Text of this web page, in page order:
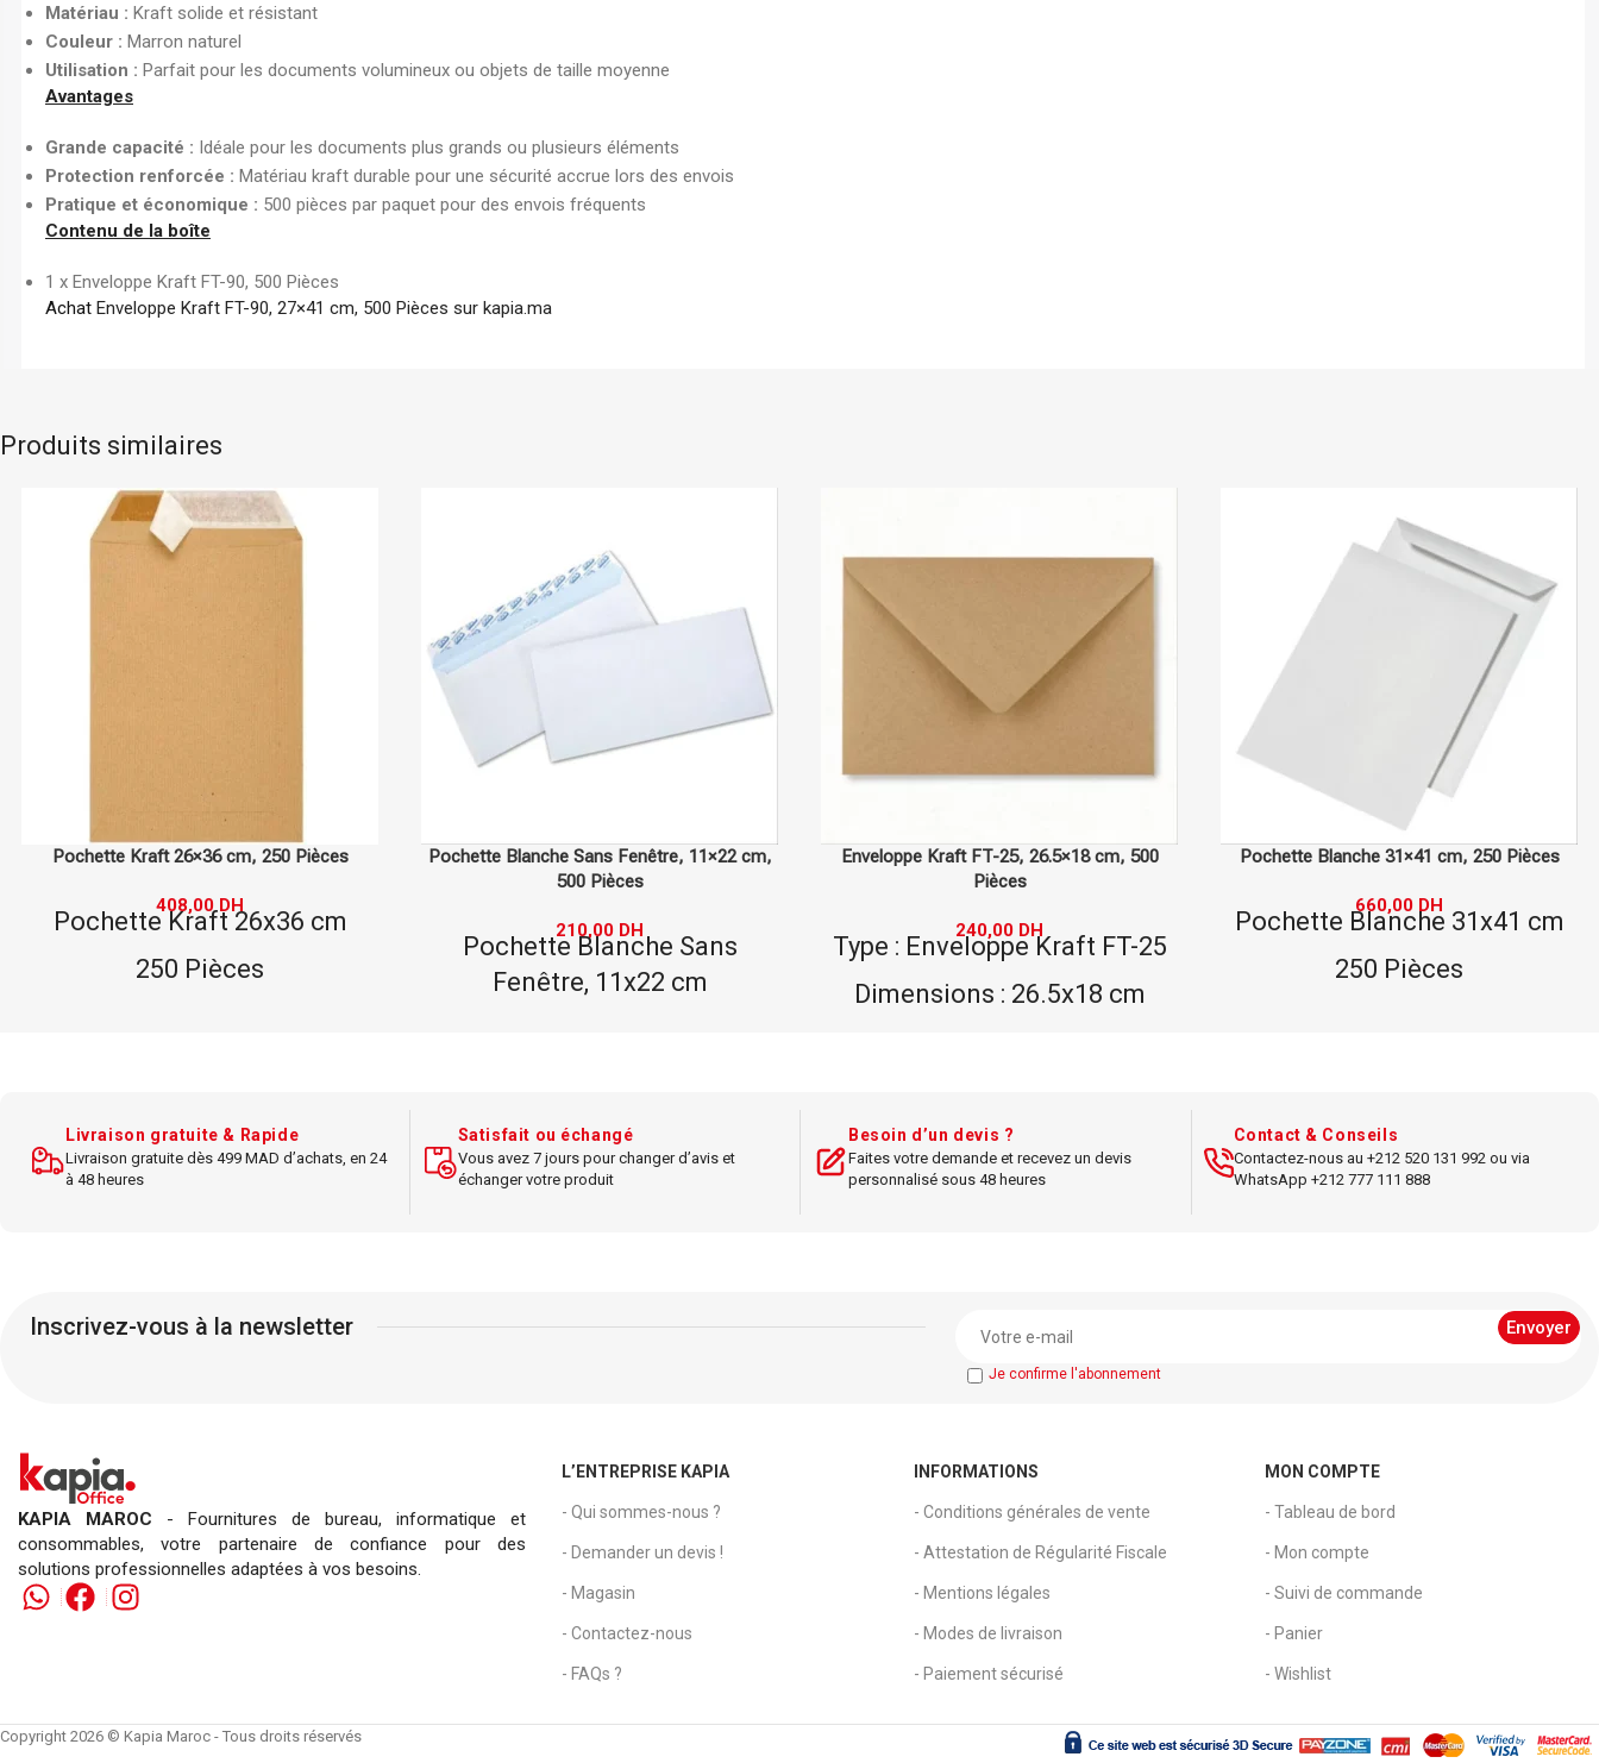
Matériau : Kraft solide et résistant
Couleur : Marron naturel
Utilisation : Parfait pour les documents volumineux ou objets de taille moyenne
Avantages
Grande capacité : Idéale pour les documents plus grands ou plusieurs éléments
Protection renforcée : Matériau kraft durable pour une sécurité accrue lors des envois
Pratique et économique : 500 pièces par paquet pour des envois fréquents
Contenu de la boîte
1 x Enveloppe Kraft FT-90, 500 Pièces
Achat Enveloppe Kraft FT-90, 27×41 cm, 500 Pièces sur kapia.ma
Produits similaires
Pochette Blanche Sans Fenêtre, 11×22 cm,
210,00 DH
Fenêtre, 11x22 cm
Format : 11x22 cm
Idéal pour stockage et envoi
Enveloppe Kraft FT-25, 26.5×18 cm, 500
Pièces
240,00 DH
Type : Enveloppe Kraft FT-25
Dimensions : 26.5x18 cm
Couleur : brun
Utilisation : envoi de
Pochette Blanche 31×41 cm, 250 Pièces
Pochette Blanche 31x41 cm
250 Pièces
formats.
Enveloppe Kraft FT-82, 22.5×28.7 cm, 500
390,00DH
Couleur : brun
Utilisation : envoi de
Livraison gratuite & Rapide
Livraison gratuite dès 499 MAD d’achats, en 24
à 48 heures
Satisfait ou échangé
Vous avez 7 jours pour changer d’avis et
échanger votre produit
Besoin d’un devis ?
Faites votre demande et recevez un devis
personnalisé sous 48 heures
Contact & Conseils
Contactez-nous au +212 520 131 992 ou via
WhatsApp +212 777 111 888
Inscrivez-vous à la newsletter
Je confirme l'abonnement
KAPIA MAROC - Fournitures de bureau, informatique et
consommables, votre partenaire de confiance pour des
solutions professionnelles adaptées à vos besoins.
L’ENTREPRISE KAPIA
- Qui sommes-nous ?
- Demander un devis !
- Magasin
- Contactez-nous
- FAQs ?
INFORMATIONS
- Conditions générales de vente
- Attestation de Régularité Fiscale
- Mentions légales
- Modes de livraison
- Paiement sécurisé
MON COMPTE
- Tableau de bord
- Mon compte
- Suivi de commande
- Panier
- Wishlist
Copyright 2026 © Kapia Maroc - Tous droits réservés